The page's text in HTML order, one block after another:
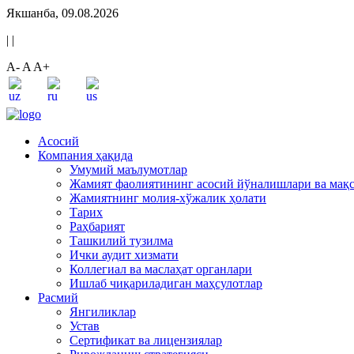
Якшанба, 09.08.2026
| |
A- A A+
Асосий
Компания ҳақида
Умумий маълумотлар
Жамият фаолиятининг асосий йўналишлари ва
Жамиятнинг молия-хўжалик ҳолати
Тарих
Раҳбарият
Ташкилий тузилма
Ички аудит хизмати
Коллегиал ва маслаҳат органлари
Ишлаб чиқариладиган маҳсулотлар
Расмий
Янгиликлар
Устав
Сертификат ва лицензиялар